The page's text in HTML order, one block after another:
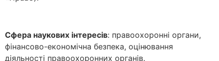
Сфера наукових інтересів: правоохоронні органи,
фінансово-економічна безпека, оцінювання
діяльності правоохоронних органів.